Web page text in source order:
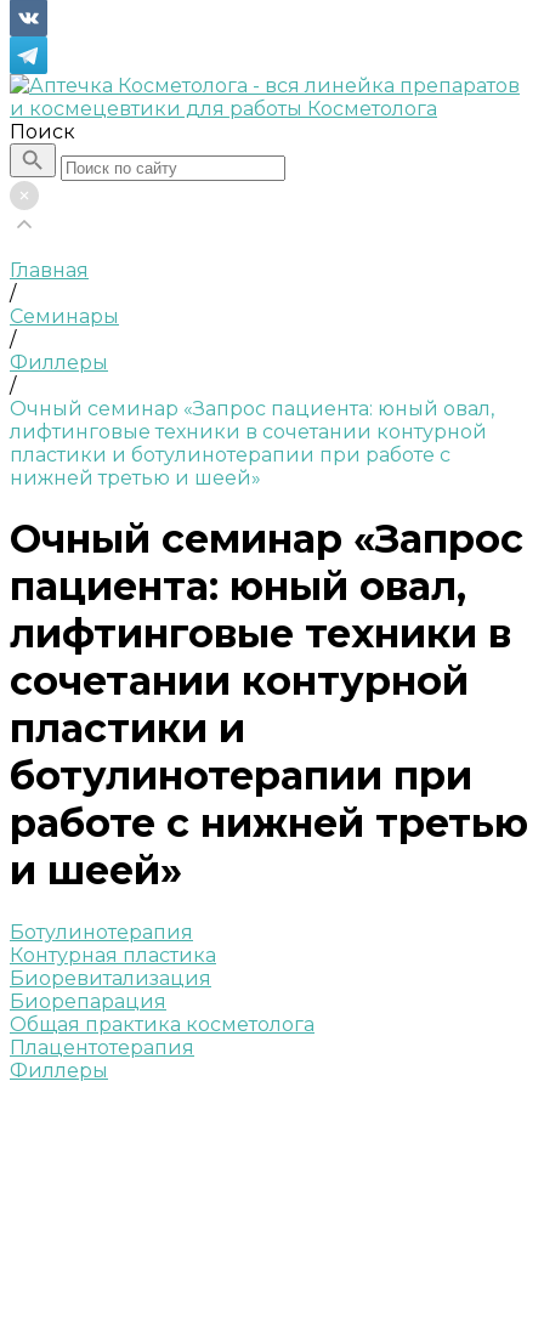
Поиск
Главная
/
Семинары
/
Филлеры
/
Очный семинар «Запрос пациента: юный овал,
лифтинговые техники в сочетании контурной
пластики и ботулинотерапии при работе с
нижней третью и шеей»
Очный семинар «Запрос
пациента: юный овал,
лифтинговые техники в
сочетании контурной
пластики и
ботулинотерапии при
работе с нижней третью
и шеей»
Ботулинотерапия
Контурная пластика
Биоревитализация
Биорепарация
Общая практика косметолога
Плацентотерапия
Филлеры